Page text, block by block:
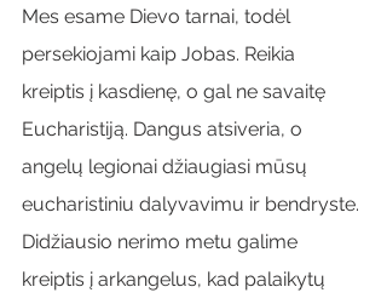
Mes esame Dievo tarnai, todėl
persekiojami kaip Jobas. Reikia
kreiptis į kasdienę, o gal ne savaitę
Eucharistiją. Dangus atsiveria, o
angelų legionai džiaugiasi mūsų
eucharistiniu dalyvavimu ir bendryste.
Didžiausio nerimo metu galime
kreiptis į arkangelus, kad palaikytų